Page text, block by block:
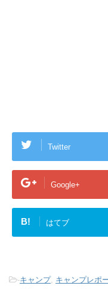
Twitter
Google+
B! はてブ
-キャンプ, キャンプレポ